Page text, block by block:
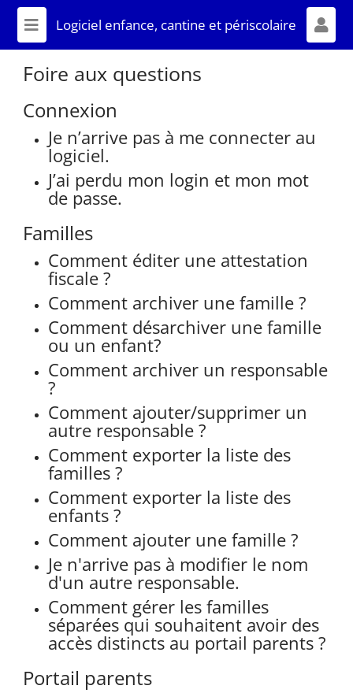
Logiciel enfance, cantine et périscolaire
LOGICIEL ENFANCE, CANTINE ET
PÉRISCOLAIRE
Foire aux questions
Connexion
Je n’arrive pas à me connecter au
logiciel.
J’ai perdu mon login et mon mot
de passe.
Familles
Comment éditer une attestation
fiscale ?
Comment archiver une famille ?
Comment désarchiver une famille
ou un enfant?
Comment archiver un responsable
?
Comment ajouter/supprimer un
autre responsable ?
Comment exporter la liste des
familles ?
Comment exporter la liste des
enfants ?
Comment ajouter une famille ?
Je n'arrive pas à modifier le nom
d'un autre responsable.
Comment gérer les familles
séparées qui souhaitent avoir des
accès distincts au portail parents ?
Portail parents